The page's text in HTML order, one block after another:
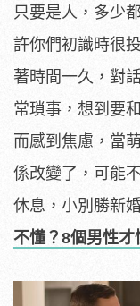
只要是人，多少
許你們初識時很
著時間一久，對
常瑣事，想到要
而感到焦慮，當
係改變了，可能
休息，小別勝新
不懂？8個男性才